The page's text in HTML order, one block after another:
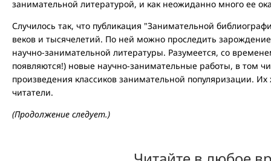
занимательной литературой, и как неожиданно много ее
Случилось так, что публикация "Занимательной
веков и тысячелетий. По ней можно проследить
научно-занимательной литературы. Разумеется, со
появляются!) новые научно-занимательные работы, в том
произведения классиков занимательной популяризации.
читатели.
(Продолжение следует.)